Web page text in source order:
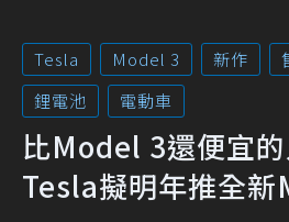
Tesla Model 3 新作
鋰電池
電動車
比Model 3還便宜的
Tesla擬明年推全新